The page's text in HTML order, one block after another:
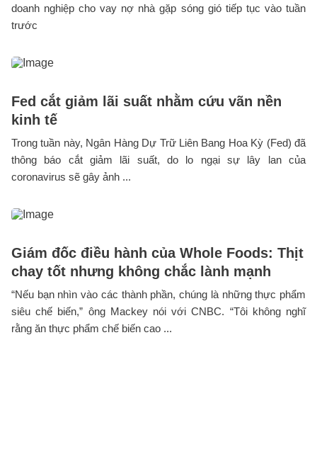
doanh nghiệp cho vay nợ nhà gặp sóng gió tiếp tục vào tuần
trước
Fed cắt giảm lãi suất nhằm cứu vãn nền
kinh tế
Trong tuần này, Ngân Hàng Dự Trữ Liên Bang Hoa Kỳ (Fed) đã
thông báo cắt giảm lãi suất, do lo ngại sự lây lan của
coronavirus sẽ gây ảnh ...
Giám đốc điều hành của Whole Foods: Thịt
chay tốt nhưng không chắc lành mạnh
“Nếu bạn nhìn vào các thành phần, chúng là những thực phẩm
siêu chế biến,” ông Mackey nói với CNBC. “Tôi không nghĩ
rằng ăn thực phẩm chế biến cao ...